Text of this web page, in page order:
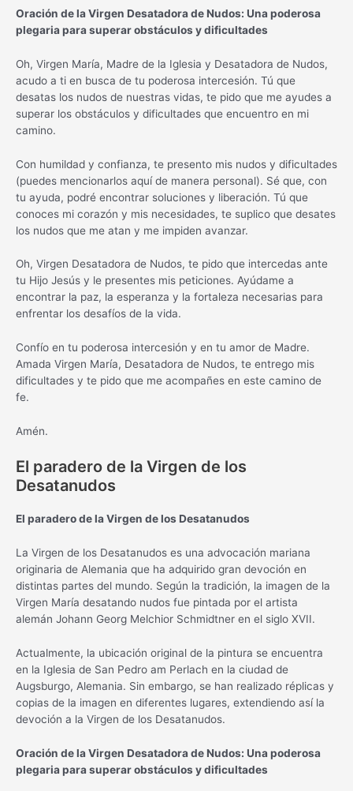
Oración de la Virgen Desatadora de Nudos: Una poderosa
plegaria para superar obstáculos y dificultades
Oh, Virgen María, Madre de la Iglesia y Desatadora de Nudos,
acudo a ti en busca de tu poderosa intercesión. Tú que
desatas los nudos de nuestras vidas, te pido que me ayudes a
superar los obstáculos y dificultades que encuentro en mi
camino.
Con humildad y confianza, te presento mis nudos y dificultades
(puedes mencionarlos aquí de manera personal). Sé que, con
tu ayuda, podré encontrar soluciones y liberación. Tú que
conoces mi corazón y mis necesidades, te suplico que desates
los nudos que me atan y me impiden avanzar.
Oh, Virgen Desatadora de Nudos, te pido que intercedas ante
tu Hijo Jesús y le presentes mis peticiones. Ayúdame a
encontrar la paz, la esperanza y la fortaleza necesarias para
enfrentar los desafíos de la vida.
Confío en tu poderosa intercesión y en tu amor de Madre.
Amada Virgen María, Desatadora de Nudos, te entrego mis
dificultades y te pido que me acompañes en este camino de
fe.
Amén.
El paradero de la Virgen de los
Desatanudos
El paradero de la Virgen de los Desatanudos
La Virgen de los Desatanudos es una advocación mariana
originaria de Alemania que ha adquirido gran devoción en
distintas partes del mundo. Según la tradición, la imagen de la
Virgen María desatando nudos fue pintada por el artista
alemán Johann Georg Melchior Schmidtner en el siglo XVII.
Actualmente, la ubicación original de la pintura se encuentra
en la Iglesia de San Pedro am Perlach en la ciudad de
Augsburgo, Alemania. Sin embargo, se han realizado réplicas y
copias de la imagen en diferentes lugares, extendiendo así la
devoción a la Virgen de los Desatanudos.
Oración de la Virgen Desatadora de Nudos: Una poderosa
plegaria para superar obstáculos y dificultades